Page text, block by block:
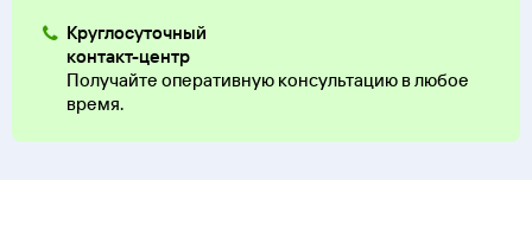
Круглосуточный
контакт-центр
Получайте оперативную консультацию в любое
время.